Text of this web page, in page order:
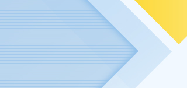
移至網頁之主要內容區位置